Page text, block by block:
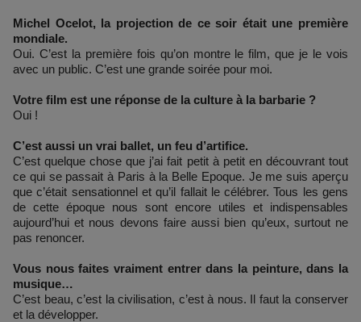
Michel Ocelot, la projection de ce soir était une première
mondiale.
Oui. C’est la première fois qu’on montre le film, que je le vois
avec un public. C’est une grande soirée pour moi.
Votre film est une réponse de la culture à la barbarie ?
Oui !
C’est aussi un vrai ballet, un feu d’artifice.
C’est quelque chose que j’ai fait petit à petit en découvrant tout
ce qui se passait à Paris à la Belle Epoque. Je me suis aperçu
que c’était sensationnel et qu’il fallait le célébrer. Tous les gens
de cette époque nous sont encore utiles et indispensables
aujourd’hui et nous devons faire aussi bien qu’eux, surtout ne
pas renoncer.
Vous nous faites vraiment entrer dans la peinture, dans la
musique…
C’est beau, c’est la civilisation, c’est à nous. Il faut la conserver
et la développer.